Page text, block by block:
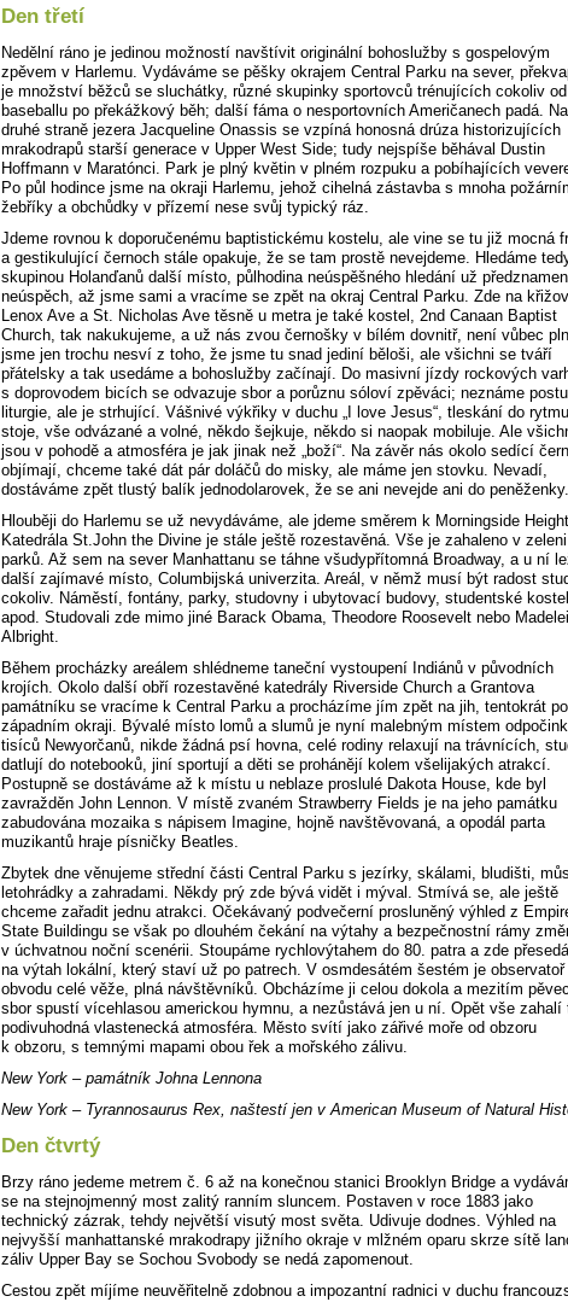
Den třetí
Nedělní ráno je jedinou možností navštívit originální bohoslužby s gospelovým
zpěvem v Harlemu. Vydáváme se pěšky okrajem Central Parku na sever,
je množství běžců se sluchátky, různé skupinky sportovců trénujících cokoliv od
baseballu po překážkový běh; další fáma o nesportovních Američanech padá. Na
druhé straně jezera Jacqueline Onassis se vzpíná honosná drúza historizujících
mrakodrapů starší generace v Upper West Side; tudy nejspíše běhával Dustin
Hoffmann v Maratónci. Park je plný květin v plném rozpuku a pobíhajících
Po půl hodince jsme na okraji Harlemu, jehož cihelná zástavba s mnoha
žebříky a obchůdky v přízemí nese svůj typický ráz.
Jdeme rovnou k doporučenému baptistickému kostelu, ale vine se tu již mocná
a gestikulující černoch stále opakuje, že se tam prostě nevejdeme. Hledáme
skupinou Holanďanů další místo, půlhodina neúspěšného hledání už
neúspěch, až jsme sami a vracíme se zpět na okraj Central Parku. Zde na
Lenox Ave a St. Nicholas Ave těsně u metra je také kostel, 2nd Canaan Baptist
Church, tak nakukujeme, a už nás zvou černošky v bílém dovnitř, není vůbec
jsme jen trochu nesví z toho, že jsme tu snad jediní běloši, ale všichni se tváří
přátelsky a tak usedáme a bohoslužby začínají. Do masivní jízdy rockových
s doprovodem bicích se odvazuje sbor a porůznu sóloví zpěváci; neznáme
liturgie, ale je strhující. Vášnivé výkřiky v duchu „I love Jesus“, tleskání do
stoje, vše odvázané a volné, někdo šejkuje, někdo si naopak mobiluje. Ale
jsou v pohodě a atmosféra je jak jinak než „boží“. Na závěr nás okolo sedící
objímají, chceme také dát pár doláčů do misky, ale máme jen stovku. Nevadí,
dostáváme zpět tlustý balík jednodolarovek, že se ani nevejde ani do peněženky.
Hlouběji do Harlemu se už nevydáváme, ale jdeme směrem k Morningside
Katedrála St.John the Divine je stále ještě rozestavěná. Vše je zahaleno v zeleni
parků. Až sem na sever Manhattanu se táhne všudypřítomná Broadway, a u ní
další zajímavé místo, Columbijská univerzita. Areál, v němž musí být radost
cokoliv. Náměstí, fontány, parky, studovny i ubytovací budovy, studentské
apod. Studovali zde mimo jiné Barack Obama, Theodore Roosevelt nebo
Albright.
Během procházky areálem shlédneme taneční vystoupení Indiánů v původních
krojích. Okolo další obří rozestavěné katedrály Riverside Church a Grantova
památníku se vracíme k Central Parku a procházíme jím zpět na jih, tentokrát po
západním okraji. Bývalé místo lomů a slumů je nyní malebným místem
tisíců Newyorčanů, nikde žádná psí hovna, celé rodiny relaxují na trávnících,
datlují do notebooků, jiní sportují a děti se prohánějí kolem všelijakých atrakcí.
Postupně se dostáváme až k místu u neblaze proslulé Dakota House, kde byl
zavražděn John Lennon. V místě zvaném Strawberry Fields je na jeho památku
zabudována mozaika s nápisem Imagine, hojně navštěvovaná, a opodál parta
muzikantů hraje písničky Beatles.
Zbytek dne věnujeme střední části Central Parku s jezírky, skálami, bludišti,
letohrádky a zahradami. Někdy prý zde bývá vidět i mýval. Stmívá se, ale ještě
chceme zařadit jednu atrakci. Očekávaný podvečerní prosluněný výhled z
State Buildingu se však po dlouhém čekání na výtahy a bezpečnostní rámy
v úchvatnou noční scenérii. Stoupáme rychlovýtahem do 80. patra a zde
na výtah lokální, který staví už po patrech. V osmdesátém šestém je observatoř
obvodu celé věže, plná návštěvníků. Obcházíme ji celou dokola a mezitím
sbor spustí vícehlasou americkou hymnu, a nezůstává jen u ní. Opět vše zahalí
podivuhodná vlastenecká atmosféra. Město svítí jako zářivé moře od obzoru
k obzoru, s temnými mapami obou řek a mořského zálivu.
New York – památník Johna Lennona
New York – Tyrannosaurus Rex, naštestí jen v American Museum of Natural
Den čtvrtý
Brzy ráno jedeme metrem č. 6 až na konečnou stanici Brooklyn Bridge a
se na stejnojmenný most zalitý ranním sluncem. Postaven v roce 1883 jako
technický zázrak, tehdy největší visutý most světa. Udivuje dodnes. Výhled na
nejvyšší manhattanské mrakodrapy jižního okraje v mlžném oparu skrze sítě
záliv Upper Bay se Sochou Svobody se nedá zapomenout.
Cestou zpět míjíme neuvěřitelně zdobnou a impozantní radnici v duchu